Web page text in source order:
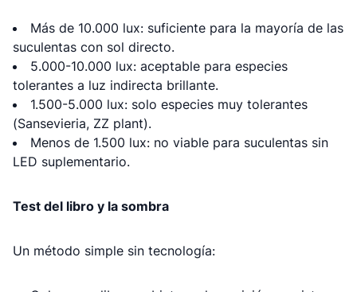
Más de 10.000 lux: suficiente para la mayoría de las
suculentas con sol directo.
5.000-10.000 lux: aceptable para especies
tolerantes a luz indirecta brillante.
1.500-5.000 lux: solo especies muy tolerantes
(Sansevieria, ZZ plant).
Menos de 1.500 lux: no viable para suculentas sin
LED suplementario.
Test del libro y la sombra
Un método simple sin tecnología: